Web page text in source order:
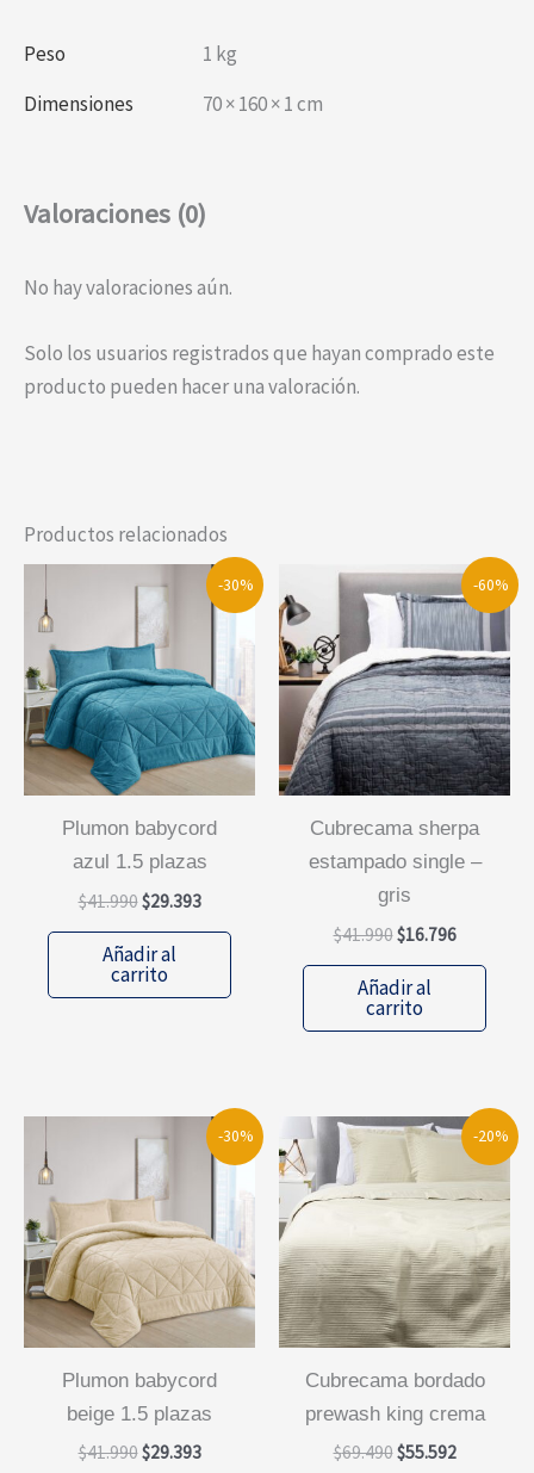
Peso
1 kg
Dimensiones
70 × 160 × 1 cm
Valoraciones (0)
No hay valoraciones aún.
Solo los usuarios registrados que hayan comprado este
producto pueden hacer una valoración.
Productos relacionados
-30%
plumon babycord
azul 1.5 plazas
$41.990El
original
era:
$29.393El
actual
$29.393.
Añadir al
carrito
-60%
cubrecama sherpa
estampado single –
gris
$41.990El
original
era:
$16.796El
actual
$16.796.
Añadir al
carrito
-30%
plumon babycord
beige 1.5 plazas
$41.990El
$29.393El
-20%
cubrecama bordado
prewash king crema
$69.490El
$55.592El